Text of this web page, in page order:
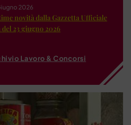
2026
novità dalla Gazzetta Ufficiale
23 giugno 2026
Lavoro & Concorsi